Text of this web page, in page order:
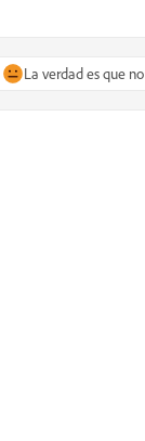
La verdad es que no